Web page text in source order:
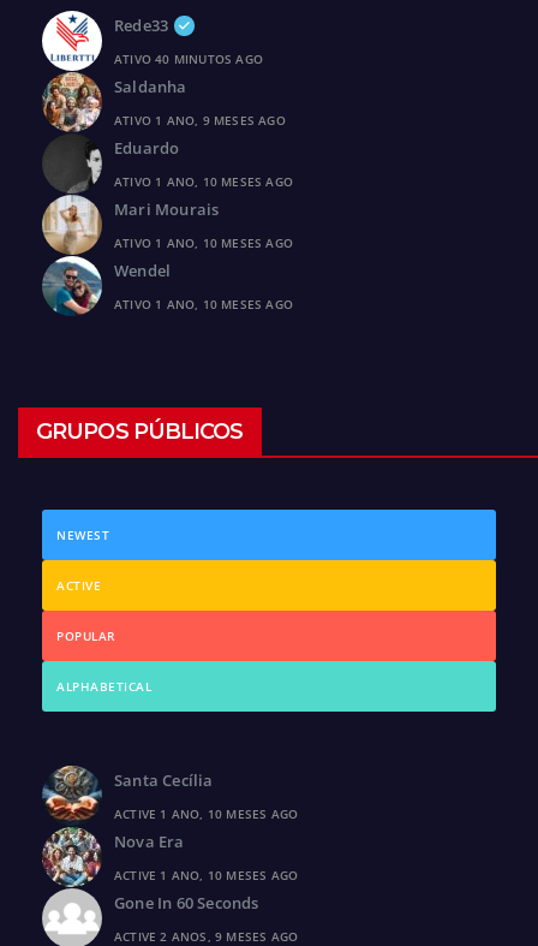
Rede33
ATIVO 40 MINUTOS AGO
Saldanha
ATIVO 1 ANO, 9 MESES AGO
Eduardo
ATIVO 1 ANO, 10 MESES AGO
Mari Mourais
ATIVO 1 ANO, 10 MESES AGO
Wendel
ATIVO 1 ANO, 10 MESES AGO
GRUPOS PÚBLICOS
NEWEST
ACTIVE
POPULAR
ALPHABETICAL
Santa Cecília
ACTIVE 1 ANO, 10 MESES AGO
Nova Era
ACTIVE 1 ANO, 10 MESES AGO
Gone In 60 Seconds
ACTIVE 2 ANOS, 9 MESES AGO